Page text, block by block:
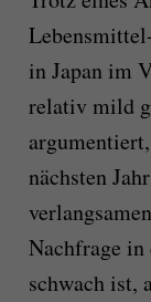
in Japan im
relativ mild
nächsten
Nachfrage
schwach ist,